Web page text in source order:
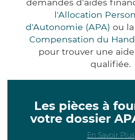
demandes d'aides
l'Allocation
d'Autonomie (APA) ou la
Compensation du
pour trouver une
qualifiée.
Les pièces à
votre dossier
En Savoir Plus